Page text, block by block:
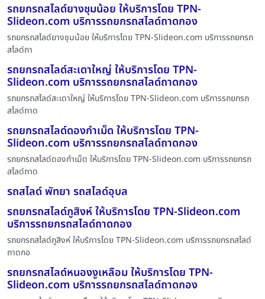
รถยกรถสไลด์ยางชุมน้อย ให้บริการโดย TPN-
Slideon.com บริการรถยกรถสไลด์ถาดกอง
รถยกรถสไลด์ยางชุมน้อย ให้บริการโดย TPN-Slideon.com บริการรถยกรถ
สไลด์ถา
รถยกรถสไลด์สะเดาใหญ่ ให้บริการโดย TPN-
Slideon.com บริการรถยกรถสไลด์ถาดกอง
รถยกรถสไลด์สะเดาใหญ่ ให้บริการโดย TPN-Slideon.com บริการรถยกรถ
สไลด์ถาด
รถยกรถสไลด์ดองกำเม็ด ให้บริการโดย TPN-
Slideon.com บริการรถยกรถสไลด์ถาดกอง
รถยกรถสไลด์ดองกำเม็ด ให้บริการโดย TPN-Slideon.com บริการรถยกรถ
สไลด์ถาด
รถสไลด์ พัทยา รถสไลด์อุบล
รถยกรถสไลด์ภูสิงห์ ให้บริการโดย TPN-Slideon.com
บริการรถยกรถสไลด์ถาดกอง
รถยกรถสไลด์ภูสิงห์ ให้บริการโดย TPN-Slideon.com บริการรถยกรถสไลด์
ถาดกอ
รถยกรถสไลด์หนองงูเหลือม ให้บริการโดย TPN-
Slideon.com บริการรถยกรถสไลด์ถาดกอง